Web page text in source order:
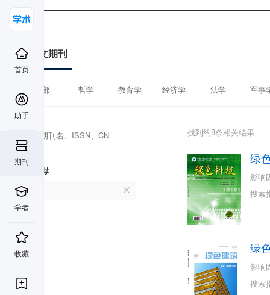
首页
助手
期刊
学者
收藏
中文期刊
全部 哲学 教育学 经济学 法学 军事
首字母
L
找到约8条相关结果
绿
影响
搜索
绿
影响
搜索